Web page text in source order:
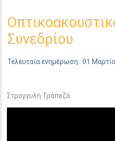
Συνεδρίου
Τελευταία ενημέρωση : 01
Στρογγυλή Τράπεζα